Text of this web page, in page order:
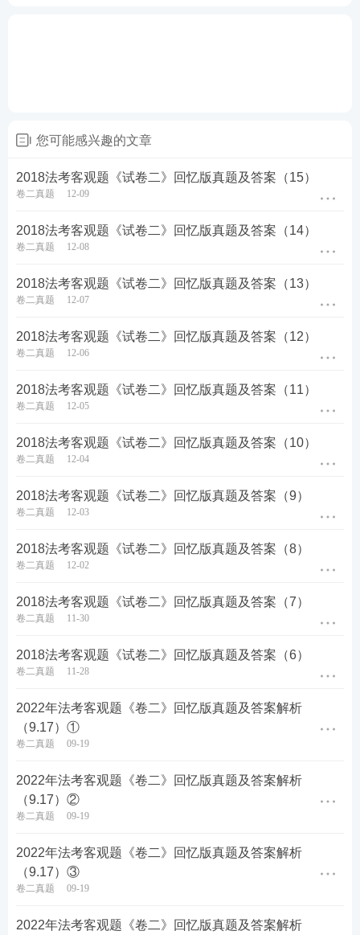
袖T恤1万件，双方约定：乙公司合同签订一周内向甲
公司交付5万元定金，任何一方违约，应向对方支付6
万元违约金，乙公司应在4月5日前支付30万元首期价
款，甲公司从5月1日起分批交付T恤，交付完毕后乙
公司付清余款。随后，乙公司按约交付了定金。4月4
日，乙公司准备按约支付首期价款，甲公司的竞争对
产。乙公司随即暂停付款，并电告甲公司暂停付款的
公司经营正常，T恤生产原料马上准备到位，正准备
合同，否则将不交货并追究违约责任。但乙公司坚持
要求甲公司提供担保，甲不同意。乙没有按期支付首
期价款，并于4月7日发出通知，解除甲乙之间合同，
取消交易。甲公司与乙公司签订合同后，为生产该批
T恤，于2013年2月2日立即向丙公司订购所需胚布一
批，要求丙4月8日前送至甲公司。4月8日，丙将甲订
责人表示，由于乙公司昨日取消交易，甲公司也将解
丁回程途中，遭遇泥石流，该批胚布全毁。请回答以
89、关于甲乙之间的关系，表述正确的是？
应承担违约责任
B、甲公司4月4日电话中关于将不交货的表示构成违
C、甲公司拒绝提供担保，乙公司有权解除合同
您可能感兴趣的文章
2018法考客观题《试卷二》回忆版真题及答案（15）
卷二真题 12-09
2018法考客观题《试卷二》回忆版真题及答案（14）
卷二真题 12-08
2018法考客观题《试卷二》回忆版真题及答案（13）
卷二真题 12-07
2018法考客观题《试卷二》回忆版真题及答案（12）
卷二真题 12-06
2018法考客观题《试卷二》回忆版真题及答案（11）
卷二真题 12-05
2018法考客观题《试卷二》回忆版真题及答案（10）
卷二真题 12-04
2018法考客观题《试卷二》回忆版真题及答案（9）
卷二真题 12-03
2018法考客观题《试卷二》回忆版真题及答案（8）
卷二真题 12-02
2018法考客观题《试卷二》回忆版真题及答案（7）
卷二真题 11-30
2018法考客观题《试卷二》回忆版真题及答案（6）
卷二真题 11-28
2022年法考客观题《卷二》回忆版真题及答案解析
（9.17）①
卷二真题 09-19
2022年法考客观题《卷二》回忆版真题及答案解析
（9.17）②
卷二真题 09-19
2022年法考客观题《卷二》回忆版真题及答案解析
（9.17）③
卷二真题 09-19
2022年法考客观题《卷二》回忆版真题及答案解析